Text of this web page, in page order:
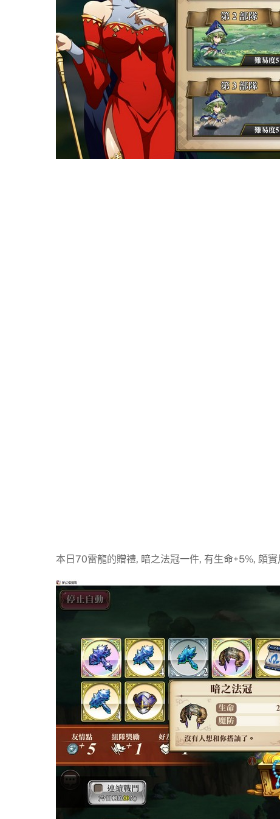
本日70雷龍的贈禮, 暗之法冠一件, 有生命+5%, 頗